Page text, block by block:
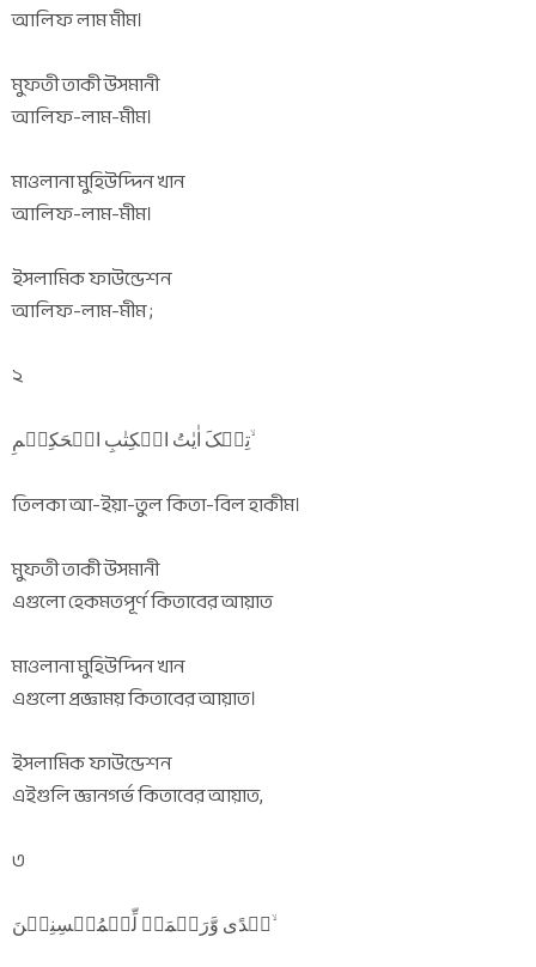
আলিফ লাম মীম।
মুফতী তাকী উসমানী
আলিফ-লাম-মীম।
মাওলানা মুহিউদ্দিন খান
আলিফ-লাম-মীম।
ইসলামিক ফাউন্ডেশন
আলিফ-লাম-মীম ;
২
تِلۡکَ اٰیٰتُ الۡکِتٰبِ الۡحَکِیۡمِ ۙ
তিলকা আ-ইয়া-তুল কিতা-বিল হাকীম।
মুফতী তাকী উসমানী
এগুলো হেকমতপূর্ণ কিতাবের আয়াত
মাওলানা মুহিউদ্দিন খান
এগুলো প্রজ্ঞাময় কিতাবের আয়াত।
ইসলামিক ফাউন্ডেশন
এইগুলি জ্ঞানগর্ভ কিতাবের আয়াত,
৩
ہُدًی وَّرَحۡمَۃً لِّلۡمُحۡسِنِیۡنَ ۙ